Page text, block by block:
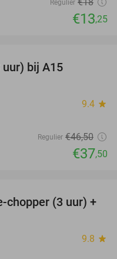
Regulier
€13,25
uur) bij A15
9.4 star
Regulier €46,50
€37,50
35%
chopper (3 uur) +
9.8 star